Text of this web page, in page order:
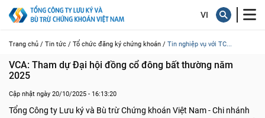
Trang chủ / Tin tức / Tổ chức đăng ký chứng khoán / Tin nghiệp vụ với TC...
VCA: Tham dự Đại hội đồng cổ đông bất thường năm
2025
Cập nhật ngày 20/10/2025 - 16:13:20
Tổng Công ty Lưu ký và Bù trừ Chứng khoán Việt Nam - Chi nhánh